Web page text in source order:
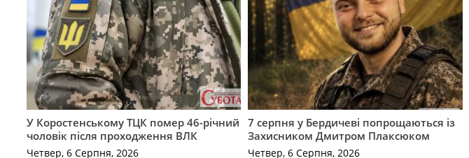
У Коростенському ТЦК помер 46-річний
чоловік після проходження ВЛК
Четвер, 6 Серпня, 2026
7 серпня у Бердичеві попрощаються із
Захисником Дмитром Плаксюком
Четвер, 6 Серпня, 2026